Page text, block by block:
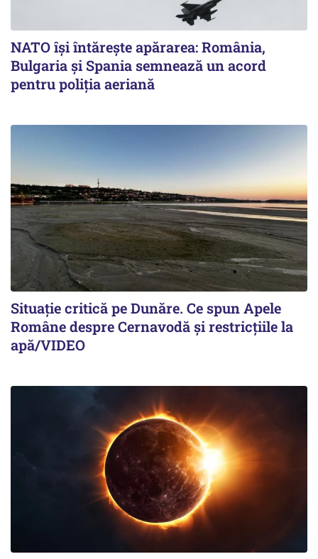
NATO își întărește apărarea: România,
Bulgaria și Spania semnează un acord
pentru poliția aeriană
Situație critică pe Dunăre. Ce spun Apele
Române despre Cernavodă și restricțiile la
apă/VIDEO